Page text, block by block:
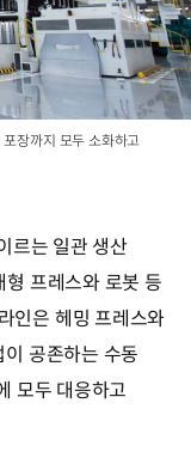
장까지 모두 소화하고
르는 일관 생산
프레스와 로봇 등
인은 헤밍 프레스와
공존하는 수동
모두 대응하고